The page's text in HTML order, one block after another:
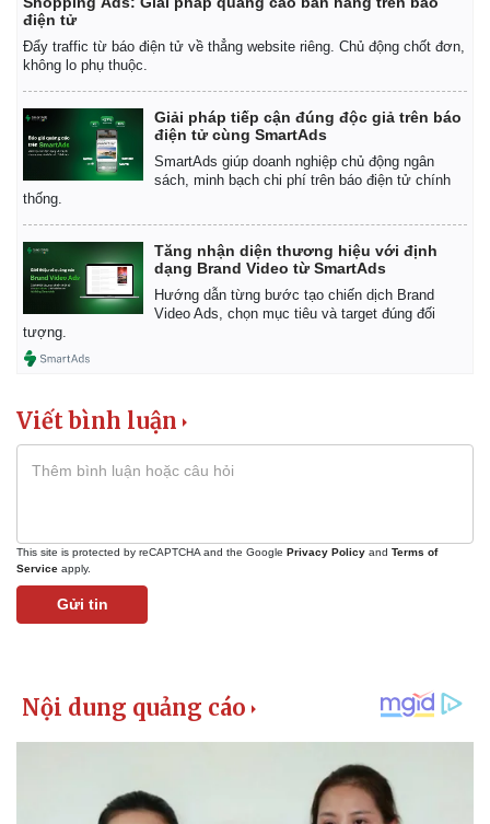
Kinh tế
Bất động sản
Khởi nghiệp
Thị trường
Giá vàng
Tiêu dùng
Tỷ giá
Chứng khoán
điện tử
Đẩy traffic từ báo điện tử về thẳng website riêng. Chủ động chốt đơn,
không lo phụ thuộc.
Giải pháp tiếp cận đúng độc giả trên báo
điện tử cùng SmartAds
SmartAds giúp doanh nghiệp chủ động ngân
sách, minh bạch chi phí trên báo điện tử chính
thống.
Tăng nhận diện thương hiệu với định
dạng Brand Video từ SmartAds
Hướng dẫn từng bước tạo chiến dịch Brand
Video Ads, chọn mục tiêu và target đúng đối
tượng.
Viết bình luận
This site is protected by reCAPTCHA and the Google Privacy Policy and Terms of
Service apply.
Gửi tin